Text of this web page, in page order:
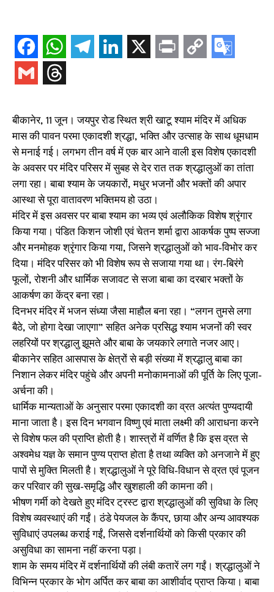
बीकानेर, 11 जून। जयपुर रोड स्थित श्री खाटू श्याम मंदिर में अधिक
मास की पावन परमा एकादशी श्रद्धा, भक्ति और उत्साह के साथ धूमधाम
से मनाई गई। लगभग तीन वर्ष में एक बार आने वाली इस विशेष एकादशी
के अवसर पर मंदिर परिसर में सुबह से देर रात तक श्रद्धालुओं का तांता
लगा रहा। बाबा श्याम के जयकारों, मधुर भजनों और भक्तों की अपार
आस्था से पूरा वातावरण भक्तिमय हो उठा।
मंदिर में इस अवसर पर बाबा श्याम का भव्य एवं अलौकिक विशेष श्रृंगार
किया गया। पंडित किशन जोशी एवं चेतन शर्मा द्वारा आकर्षक पुष्प सज्जा
और मनमोहक श्रृंगार किया गया, जिसने श्रद्धालुओं को भाव-विभोर कर
दिया। मंदिर परिसर को भी विशेष रूप से सजाया गया था। रंग-बिरंगे
फूलों, रोशनी और धार्मिक सजावट से सजा बाबा का दरबार भक्तों के
आकर्षण का केंद्र बना रहा।
दिनभर मंदिर में भजन संध्या जैसा माहौल बना रहा। “लगन तुमसे लगा
बैठे, जो होगा देखा जाएगा” सहित अनेक प्रसिद्ध श्याम भजनों की स्वर
लहरियों पर श्रद्धालु झूमते और बाबा के जयकारे लगाते नजर आए।
बीकानेर सहित आसपास के क्षेत्रों से बड़ी संख्या में श्रद्धालु बाबा का
निशान लेकर मंदिर पहुंचे और अपनी मनोकामनाओं की पूर्ति के लिए पूजा-
अर्चना की।
धार्मिक मान्यताओं के अनुसार परमा एकादशी का व्रत अत्यंत पुण्यदायी
माना जाता है। इस दिन भगवान विष्णु एवं माता लक्ष्मी की आराधना करने
से विशेष फल की प्राप्ति होती है। शास्त्रों में वर्णित है कि इस व्रत से
अश्वमेध यज्ञ के समान पुण्य प्राप्त होता है तथा व्यक्ति को अनजाने में हुए
पापों से मुक्ति मिलती है। श्रद्धालुओं ने पूरे विधि-विधान से व्रत एवं पूजन
कर परिवार की सुख-समृद्धि और खुशहाली की कामना की।
भीषण गर्मी को देखते हुए मंदिर ट्रस्ट द्वारा श्रद्धालुओं की सुविधा के लिए
विशेष व्यवस्थाएं की गईं। ठंडे पेयजल के कैंपर, छाया और अन्य आवश्यक
सुविधाएं उपलब्ध कराई गईं, जिससे दर्शनार्थियों को किसी प्रकार की
असुविधा का सामना नहीं करना पड़ा।
शाम के समय मंदिर में दर्शनार्थियों की लंबी कतारें लग गईं। श्रद्धालुओं ने
विभिन्न प्रकार के भोग अर्पित कर बाबा का आशीर्वाद प्राप्त किया। बाबा